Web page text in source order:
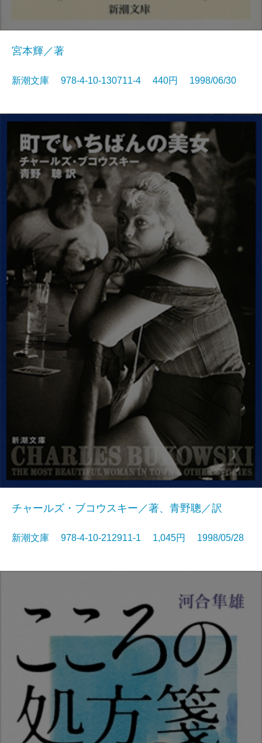
宮本輝／著
新潮文庫 978-4-10-130711-4 440円 1998/06/30
チャールズ・ブコウスキー／著、青野聰／訳
新潮文庫 978-4-10-212911-1 1,045円 1998/05/28